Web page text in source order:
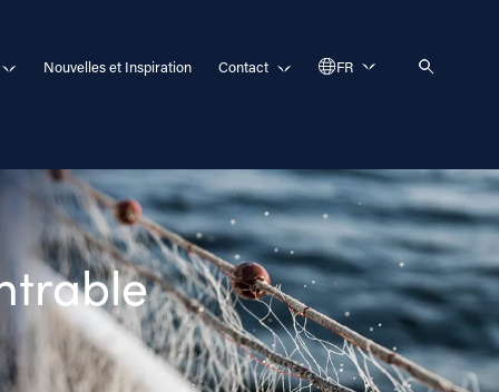
Nouvelles et Inspiration Contact FR